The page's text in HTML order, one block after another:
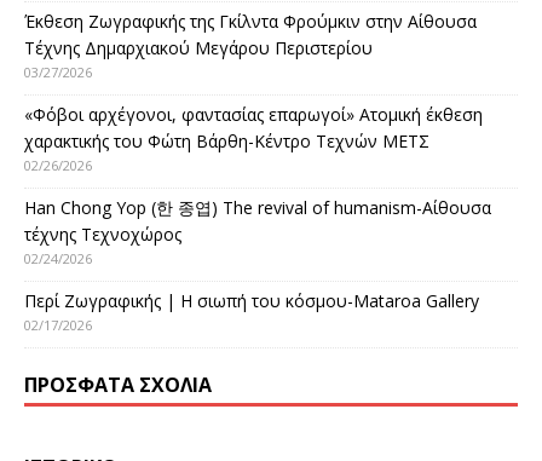
Έκθεση Ζωγραφικής της Γκίλντα Φρούμκιν στην Αίθουσα
Τέχνης Δημαρχιακού Μεγάρου Περιστερίου
03/27/2026
«Φόβοι αρχέγονοι, φαντασίας επαρωγοί» Ατομική έκθεση
χαρακτικής του Φώτη Βάρθη-Κέντρο Τεχνών ΜΕΤΣ
02/26/2026
Han Chong Yop (한 종엽) The revival of humanism-Αίθουσα
τέχνης Τεχνοχώρος
02/24/2026
Περί Ζωγραφικής | Η σιωπή του κόσμου-Mataroa Gallery
02/17/2026
ΠΡΌΣΦΑΤΑ ΣΧΌΛΙΑ